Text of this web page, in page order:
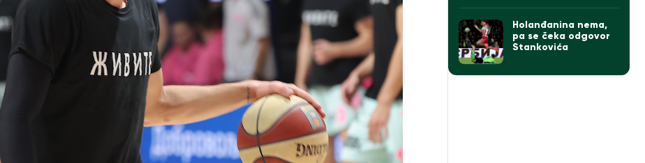
Holanđanina nema,
pa se čeka odgovor
Stankovića